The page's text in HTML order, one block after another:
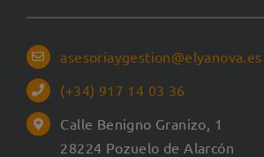
asesoriaygestion@elyanova.es
(+34) 917 14 03 36
Calle Benigno Granizo, 1
28224 Pozuelo de Alarcón